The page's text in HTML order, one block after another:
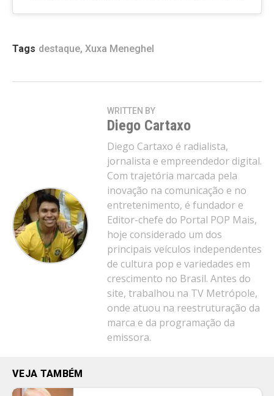
Tags destaque, Xuxa Meneghel
WRITTEN BY
Diego Cartaxo
Diego Cartaxo é radialista,
jornalista e empreendedor digital.
Com trajetória marcada pela
inovação na comunicação e no
entretenimento, é fundador e
Editor-chefe do Portal POP Mais,
hoje considerado um dos
principais veículos independentes
de cultura pop e variedades em
crescimento no Brasil. Antes do
site, trabalhou na TV Metrópole,
onde atuou na reestruturação da
marca e da programação da
emissora.
VEJA TAMBÉM